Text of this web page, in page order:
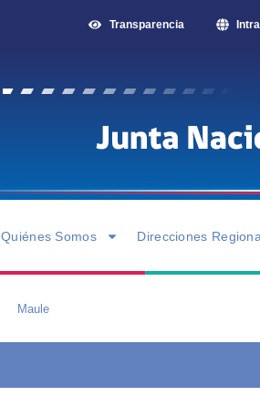
Transparencia
Quiénes Somos Direcciones
Maule